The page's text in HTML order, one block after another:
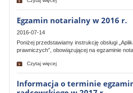
Egzamin notarialny w 2016 r.
2016-07-14
Poniżej przedstawiamy instrukcję obsługi
prawniczych”, obowiązującej na egzaminie
Czytaj więcej
Informacja o terminie egzaminu adwokackiego i